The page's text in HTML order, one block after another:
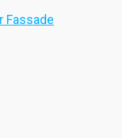
Fassade